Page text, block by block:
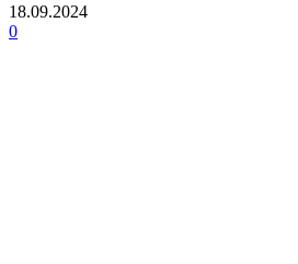
18.09.2024
0